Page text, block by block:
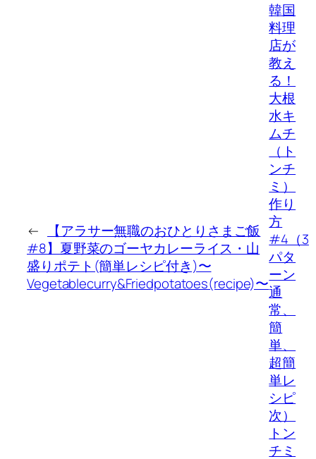
←
【アラサー無職のおひとりさまご飯
#8】夏野菜のゴーヤカレーライス・山
盛りポテト(簡単レシピ付き)〜
Vegetablecurry&Friedpotatoes(recipe)〜
韓国
料理
店が
教え
る！
大根
水キ
ムチ
（ト
ンチ
ミ）
作り
方
#4（3
パタ
ーン
通
常、
簡
単、
超簡
単レ
シピ
次）
トン
チミ